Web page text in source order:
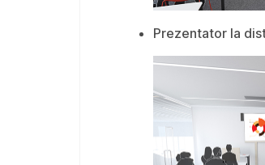
Prezentator la